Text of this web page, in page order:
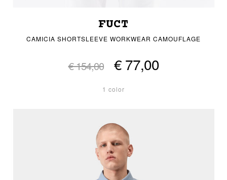
FUCT
CAMICIA SHORTSLEEVE WORKWEAR CAMOUFLAGE
€ 154,00 € 77,00
1 color